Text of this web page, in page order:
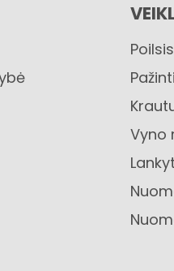
Poilsis
Vyno